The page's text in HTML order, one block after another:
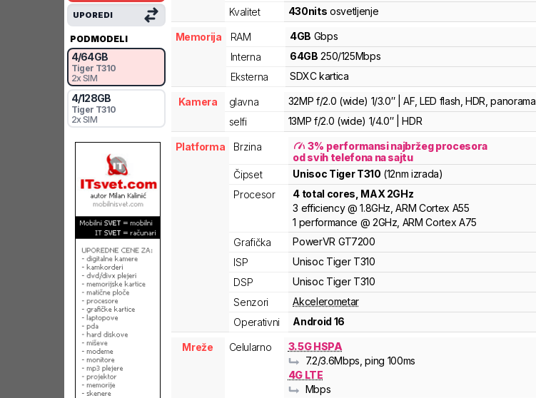
UPOREDI
PODMODELI
4/64GB
Tiger T310
2x SIM
4/128GB
Tiger T310
2x SIM
Kvalitet
430nits osvetljenje
Memorija RAM 4GB Gbps
Interna
64GB 250/125Mbps
Eksterna
SDXCkartica
Kamera glavna
32MP f/2.0 (wide) 1/3.0″ | AF, LED flash, HDR, panorama
selfi
13MP f/2.0 (wide) 1/4.0″ | HDR
Platforma Brzina 3% performansi najbržeg procesora
od svih telefona na sajtu
Čipset
Unisoc Tiger T310 (12nm izrada)
Procesor
4 total cores , MAX 2GHz
3 efficiency @ 1.8GHz,ARM Cortex A55
1 performance @ 2GHz, ARM Cortex A75
Grafička
PowerVR GT7200
ISP
Unisoc Tiger T310
DSP
Unisoc Tiger T310
Senzori
Akcelerometar
Operativni
Android 16
Mreže Celularno
3.5G HSPA
7.2/3.6Mbps , ping 100ms
4G LTE
Mbps